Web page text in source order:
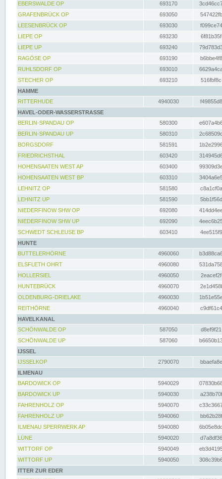
EBERSWALDE OP
693170
GRAFENBRÜCK OP
693050
LEESENBRÜCK OP
693030
LIEPE OP
693230
LIEPE UP
693240
RAGÖSE OP
693190
RUHLSDORF OP
693010
STECHER OP
693210
HAMME
RITTERHUDE
4940030
HAVEL-ODER-WASSERSTRASSE
BERLIN-SPANDAU OP
580300
BERLIN-SPANDAU UP
580310
BORGSDORF
581591
FRIEDRICHSTHAL
603420
HOHENSAATEN WEST AP
603400
HOHENSAATEN WEST BP
603310
LEHNITZ OP
581580
LEHNITZ UP
581590
NIEDERFINOW SHW OP
692080
NIEDERFINOW SHW UP
692090
SCHWEDT SCHLEUSE BP
603410
HUNTE
BUTTELERHÖRNE
4960060
ELSFLETH OHRT
4960080
HOLLERSIEL
4960050
HUNTEBRÜCK
4960070
OLDENBURG-DRIELAKE
4960030
REITHÖRNE
4960040
HAVELKANAL
SCHÖNWALDE OP
587050
SCHÖNWALDE UP
587060
IJSSEL
IJSSELKOP
2790070
ILMENAU
BARDOWICK OP
5940029
BARDOWICK UP
5940030
FAHRENHOLZ OP
5940070
FAHRENHOLZ UP
5940060
ILMENAU SPERRWERK AP
5940080
LÜNE
5940020
WITTORF OP
5940049
WITTORF UP
5940050
ITTER ZUR EDER